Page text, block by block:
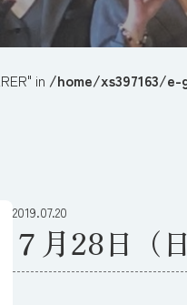
in /home/xs397163/
2019.07.20
７月28日（